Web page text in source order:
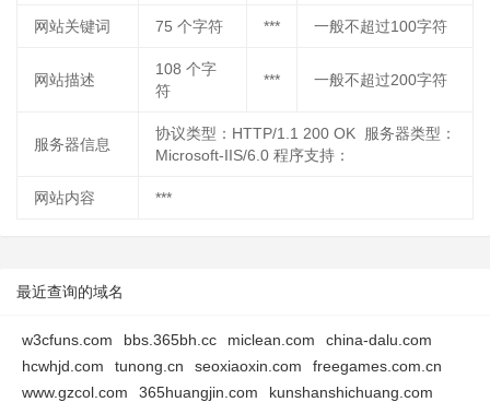
网站关键词 75 个字符 *** 一般不超过100字符
网站描述
108 个字
符
*** 一般不超过200字符
服务器信息
协议类型：HTTP/1.1 200 OK 服务器类型：
Microsoft-IIS/6.0 程序支持：
网站内容 ***
最近查询的域名
w3cfuns.com bbs.365bh.cc miclean.com
china-dalu.com
hcwhjd.com
tunong.cn seoxiaoxin.com
freegames.com.cn
www.gzcol.com
365huangjin.com
kunshanshichuang.com